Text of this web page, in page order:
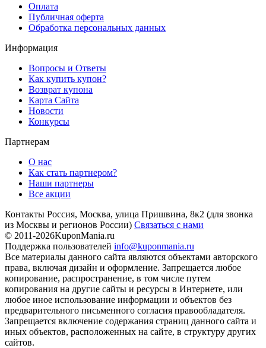
Оплата
Публичная оферта
Обработка персональных данных
Информация
Вопросы и Ответы
Как купить купон?
Возврат купона
Карта Сайта
Новости
Конкурсы
Партнерам
О нас
Как стать партнером?
Наши партнеры
Все акции
Контакты Россия, Москва, улица Пришвина, 8к2 (для звонка
из Москвы и регионов России) Связаться с нами
© 2011-2026KuponMania.ru
Поддержка пользователей info@kuponmania.ru
Все материалы данного сайта являются объектами авторского
права, включая дизайн и оформление. Запрещается любое
копирование, распространение, в том числе путем
копирования на другие сайты и ресурсы в Интернете, или
любое иное использование информации и объектов без
предварительного письменного согласия правообладателя.
Запрещается включение содержания страниц данного сайта и
иных объектов, расположенных на сайте, в структуру других
сайтов.